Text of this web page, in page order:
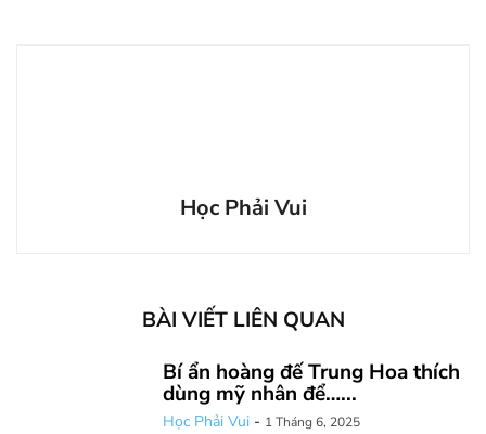
Học Phải Vui
BÀI VIẾT LIÊN QUAN
Bí ẩn hoàng đế Trung Hoa thích
dùng mỹ nhân để…...
Học Phải Vui - 1 Tháng 6, 2025